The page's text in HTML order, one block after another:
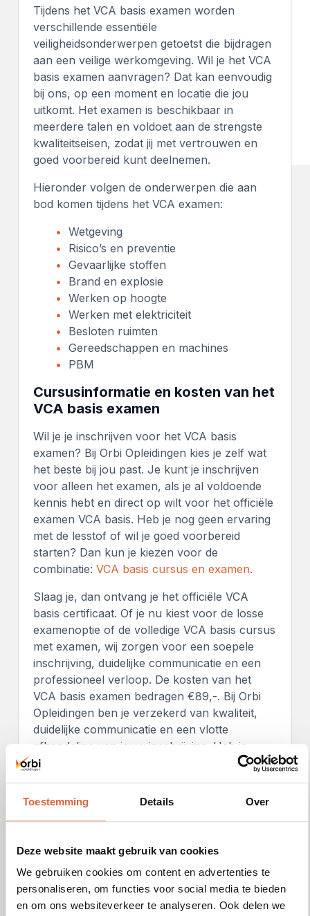
Toestemming Details Over
Deze website maakt gebruik van cookies
We gebruiken cookies om content en advertenties te
personaliseren, om functies voor social media te bieden
en om ons websiteverkeer te analyseren. Ook delen we
Tijdens het VCA basis examen worden
verschillende essentiële
veiligheidsonderwerpen getoetst die bijdragen
aan een veilige werkomgeving. Wil je het VCA
basis examen aanvragen? Dat kan eenvoudig
bij ons, op een moment en locatie die jou
uitkomt. Het examen is beschikbaar in
meerdere talen en voldoet aan de strengste
kwaliteitseisen, zodat jij met vertrouwen en
goed voorbereid kunt deelnemen.
Hieronder volgen de onderwerpen die aan
bod komen tijdens het VCA examen:
Wetgeving
Risico’s en preventie
Gevaarlijke stoffen
Brand en explosie
Werken op hoogte
Werken met elektriciteit
Besloten ruimten
Gereedschappen en machines
PBM
Cursusinformatie en kosten van het
VCA basis examen
Wil je je inschrijven voor het VCA basis
examen? Bij Orbi Opleidingen kies je zelf wat
het beste bij jou past. Je kunt je inschrijven
voor alleen het examen, als je al voldoende
kennis hebt en direct op wilt voor het officiële
examen VCA basis. Heb je nog geen ervaring
met de lesstof of wil je goed voorbereid
starten? Dan kun je kiezen voor de
combinatie: VCA basis cursus en examen.
Slaag je, dan ontvang je het officiële VCA
basis certificaat. Of je nu kiest voor de losse
examenoptie of de volledige VCA basis cursus
met examen, wij zorgen voor een soepele
inschrijving, duidelijke communicatie en een
professioneel verloop. De kosten van het
VCA basis examen bedragen €89,-. Bij Orbi
Opleidingen ben je verzekerd van kwaliteit,
duidelijke communicatie en een vlotte
afhandeling van jouw inschrijving. Heb je
vragen over het VCA basis examen, wil je
meer weten over de cursusinhoud of direct je
plek reserveren?
Zie ook